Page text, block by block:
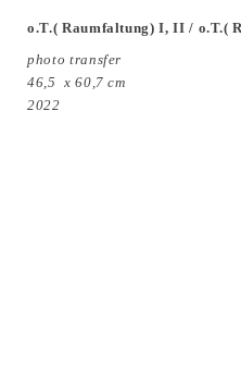
o.T.( Raumfaltung) I, II / o.T.(
photo transfer
46,5 x 60,7 cm
2022